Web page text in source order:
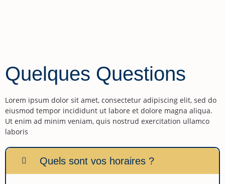
Quelques Questions
Lorem ipsum dolor sit amet, consectetur adipiscing elit, sed do
eiusmod tempor incididunt ut labore et dolore magna aliqua.
Ut enim ad minim veniam, quis nostrud exercitation ullamco
laboris
Quels sont vos horaires ?